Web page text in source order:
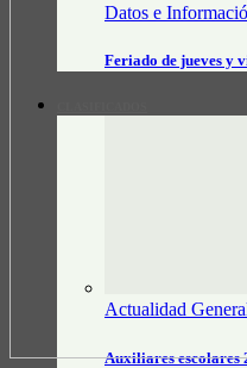
Datos e
Feriado de jueves y
Actualidad
Auxiliares escolares